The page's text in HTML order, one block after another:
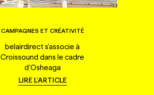
CAMPAGNES ET CRÉATIVITÉ
belairdirect s'associe à
Croissound dans le cadre
d'Osheaga
LIRE L'ARTICLE